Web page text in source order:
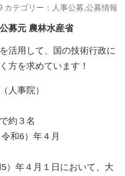
カテゴリー： 人事公募,公募情報
募元 農林水産省
活用して、国の技術行政に
方を求めています！
人事院）
約３名
和6）年４月
）年４月１日において、大